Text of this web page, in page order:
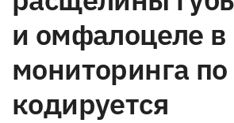
и омфалоцеле в
мониторинга
кодируется